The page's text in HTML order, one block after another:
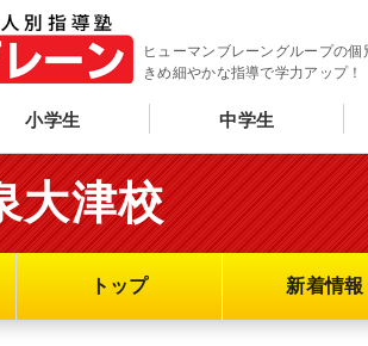
ヒューマンブレーングループの
きめ細やかな指導で学力アップ！
小学生 中学生
大津校
トップ 新着情報